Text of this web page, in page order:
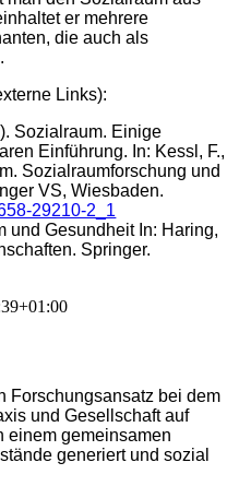
er mehrere
die auch als
Links):
Sozialraum. Einige
Einführung. In: Kessl, F.,
Sozialraumforschung und
VS, Wiesbaden.
29210-2_1
und Gesundheit In: Haring,
Springer.
Forschungsansatz bei dem
und Gesellschaft auf
einem gemeinsamen
generiert und sozial